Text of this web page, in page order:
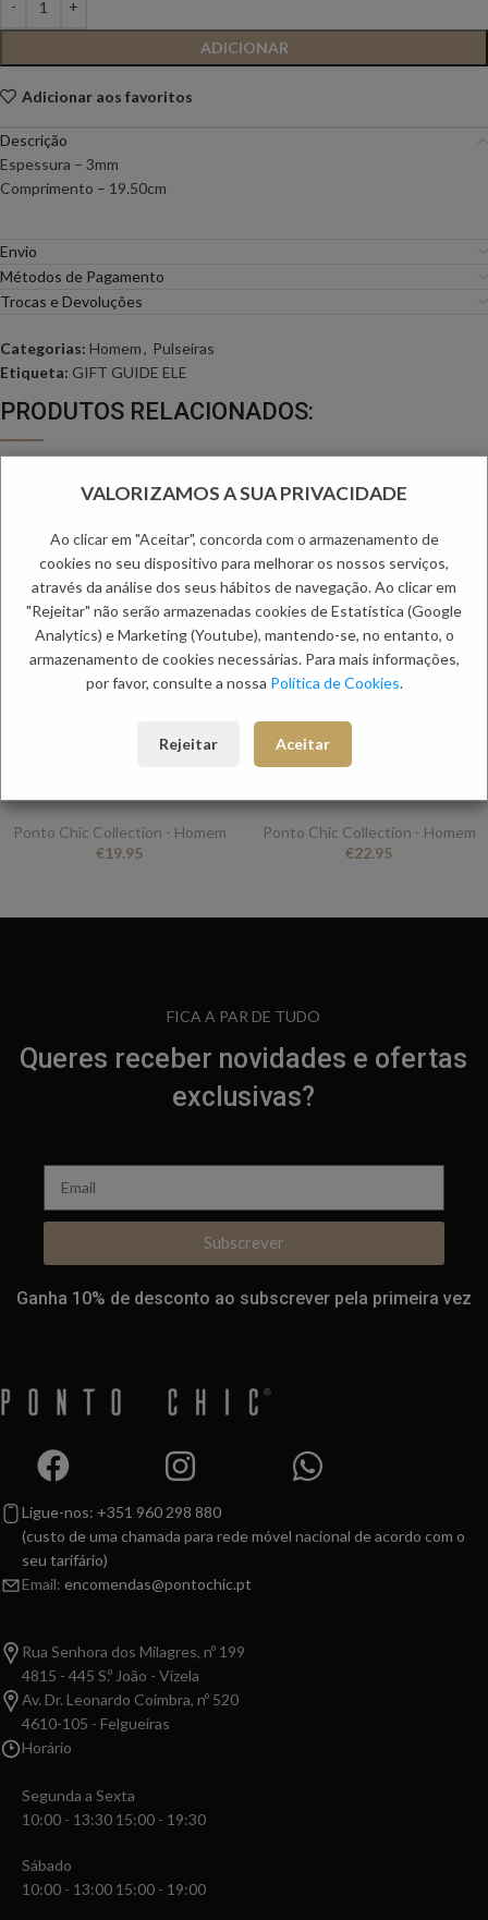
ADICIONAR
Adicionar aos favoritos
Descrição
Espessura – 3mm
Comprimento – 19.50cm
Envio
Métodos de Pagamento
Trocas e Devoluções
Categorias: Homem, Pulseiras
Etiqueta: GIFT GUIDE ELE
PRODUTOS RELACIONADOS:
Ponto Chic Collection - Homem
€19.95
Ponto Chic Collection - Homem
€22.95
FICA A PAR DE TUDO
Queres receber novidades e ofertas
exclusivas?
Subscrever
Ganha 10% de desconto ao subscrever pela primeira vez
Ligue-nos: +351 960 298 880
(custo de uma chamada para rede móvel nacional de acordo com o
seu tarifário)
Email: encomendas@pontochic.pt
Rua Senhora dos Milagres, nº 199
4815 - 445 S.º João - Vizela
Av. Dr. Leonardo Coimbra, nº 520
4610-105 - Felgueiras
Horário
Segunda a Sexta
10:00 - 13:30 15:00 - 19:30
Sábado
10:00 - 13:00 15:00 - 19:00
VALORIZAMOS A SUA PRIVACIDADE
Ao clicar em "Aceitar", concorda com o armazenamento de
cookies no seu dispositivo para melhorar os nossos serviços,
através da análise dos seus hábitos de navegação. Ao clicar em
"Rejeitar" não serão armazenadas cookies de Estatística (Google
Analytics) e Marketing (Youtube), mantendo-se, no entanto, o
armazenamento de cookies necessárias. Para mais informações,
por favor, consulte a nossa Política de Cookies.
Rejeitar Aceitar